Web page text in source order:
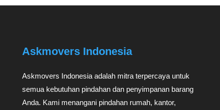
Askmovers Indonesia
Askmovers Indonesia adalah mitra terpercaya untuk
semua kebutuhan pindahan dan penyimpanan barang
Anda. Kami menangani pindahan rumah, kantor,